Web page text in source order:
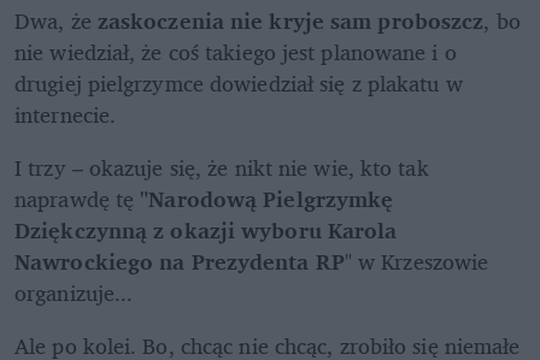
Dwa, że zaskoczenia nie kryje sam proboszcz, bo
nie wiedział, że coś takiego jest planowane i o
drugiej pielgrzymce dowiedział się z plakatu w
internecie.
I trzy – okazuje się, że nikt nie wie, kto tak
naprawdę tę "Narodową Pielgrzymkę
Dziękczynną z okazji wyboru Karola
Nawrockiego na Prezydenta RP" w Krzeszowie
organizuje...
Ale po kolei. Bo, chcąc nie chcąc, zrobiło się niemałe